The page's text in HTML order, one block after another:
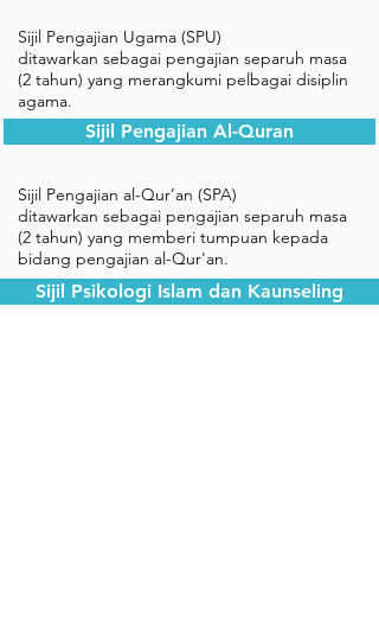
Sijil Pengajian Ugama (SPU)
ditawarkan sebagai pengajian separuh masa
(2 tahun) yang merangkumi pelbagai disiplin
agama.
Sijil Pengajian Al-Quran
Sijil Pengajian al-Qur’an (SPA)
ditawarkan sebagai pengajian separuh masa
(2 tahun) yang memberi tumpuan kepada
bidang pengajian al-Qur'an.
Sijil Psikologi Islam dan Kaunseling